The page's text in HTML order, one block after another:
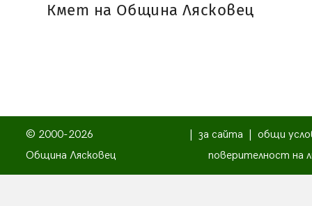
Кмет на Община Лясковец
© 2000-2026
Община Лясковец
за сайта
общи
поверителност на